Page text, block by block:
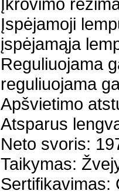
Įspėjamoji
įspėjamąja
Reguliuojama
reguliuojama
Apšvietimo
Atsparus
Neto svoris:
Taikymas:
Sertifikavimas: